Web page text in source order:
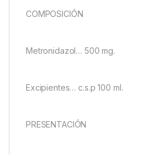
COMPOSICIÓN
Metronidazol… 500 mg.
Excipientes… c.s.p 100 ml.
PRESENTACIÓN